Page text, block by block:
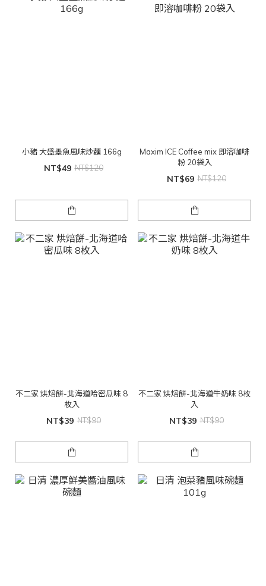
小豬 大盛墨魚風味炒麵 166g
NT$49 NT$120
Maxim ICE Coffee mix 即溶咖啡
粉 20袋入
NT$69 NT$120
不二家 烘焙餅-北海道哈密瓜味 8
枚入
NT$39 NT$90
不二家 烘焙餅-北海道牛奶味 8枚
入
NT$39 NT$90